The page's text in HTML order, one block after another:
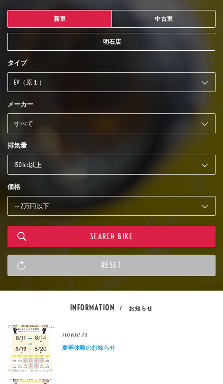
新車 中古車
明石店
タイプ
メーカー
排気量
価格
INFORMATION / お知らせ
2026.07.28
夏季休暇のお知らせ